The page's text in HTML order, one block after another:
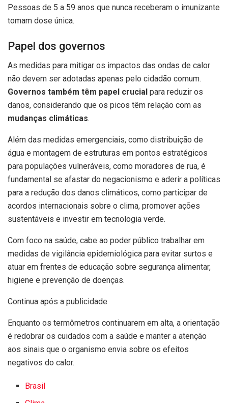
Pessoas de 5 a 59 anos que nunca receberam o imunizante
tomam dose única.
Papel dos governos
As medidas para mitigar os impactos das ondas de calor
não devem ser adotadas apenas pelo cidadão comum.
Governos também têm papel crucial para reduzir os
danos, considerando que os picos têm relação com as
mudanças climáticas.
Além das medidas emergenciais, como distribuição de
água e montagem de estruturas em pontos estratégicos
para populações vulneráveis, como moradores de rua, é
fundamental se afastar do negacionismo e aderir a políticas
para a redução dos danos climáticos, como participar de
acordos internacionais sobre o clima, promover ações
sustentáveis e investir em tecnologia verde.
Com foco na saúde, cabe ao poder público trabalhar em
medidas de vigilância epidemiológica para evitar surtos e
atuar em frentes de educação sobre segurança alimentar,
higiene e prevenção de doenças.
Continua após a publicidade
Enquanto os termômetros continuarem em alta, a orientação
é redobrar os cuidados com a saúde e manter a atenção
aos sinais que o organismo envia sobre os efeitos
negativos do calor.
Brasil